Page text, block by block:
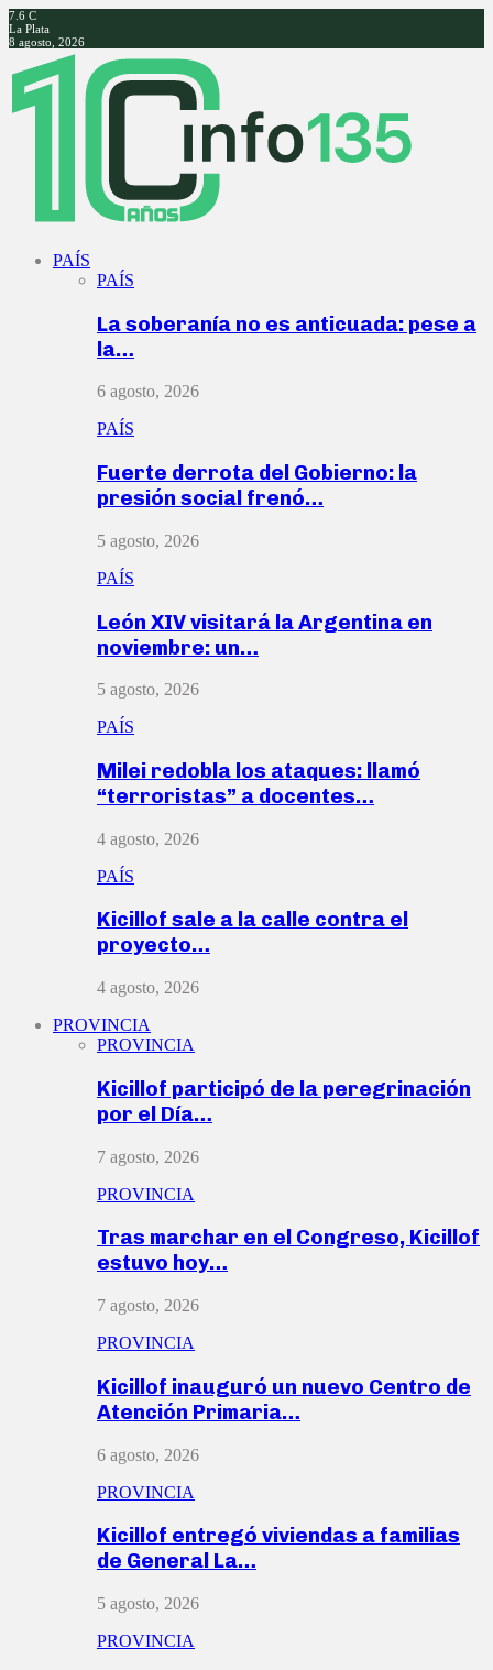
7.6 C
La Plata
8 agosto, 2026
Facebook
Twitter
Instagram
Youtube
PAÍS
PAÍS
La soberanía no es anticuada: pese a
la…
6 agosto, 2026
PAÍS
Fuerte derrota del Gobierno: la
presión social frenó…
5 agosto, 2026
PAÍS
León XIV visitará la Argentina en
noviembre: un…
5 agosto, 2026
PAÍS
Milei redobla los ataques: llamó
“terroristas” a docentes…
4 agosto, 2026
PAÍS
Kicillof sale a la calle contra el
proyecto…
4 agosto, 2026
PROVINCIA
PROVINCIA
Kicillof participó de la peregrinación
por el Día…
7 agosto, 2026
PROVINCIA
Tras marchar en el Congreso, Kicillof
estuvo hoy…
7 agosto, 2026
PROVINCIA
Kicillof inauguró un nuevo Centro de
Atención Primaria…
6 agosto, 2026
PROVINCIA
Kicillof entregó viviendas a familias
de General La…
5 agosto, 2026
PROVINCIA